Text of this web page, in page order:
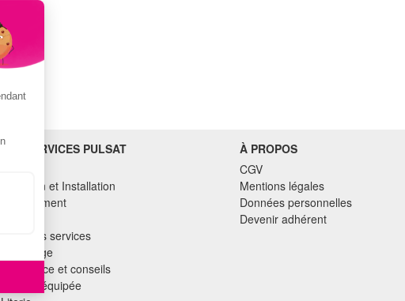
LES SERVICES PULSAT
Livraison et Installation
Financement
Tous nos services
Recyclage
Assistance et conseils
Cuisine équipée
À PROPOS
CGV
Mentions légales
Données personnelles
Devenir adhérent